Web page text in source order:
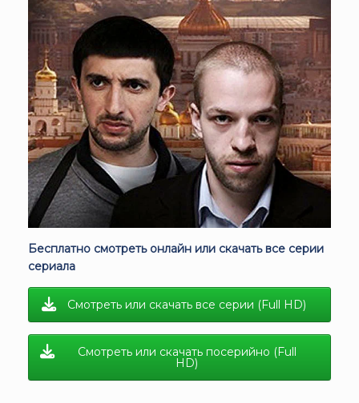
Бесплатно смотреть онлайн или скачать все серии
сериала
Смотреть или скачать все серии (Full HD)
Смотреть или скачать посерийно (Full
HD)